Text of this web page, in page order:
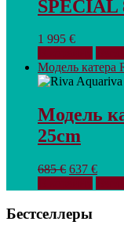
SPECIAL
1 995 €
Модель катера
Модель
25cm
685€
685 €.
637 €
Бестселлеры